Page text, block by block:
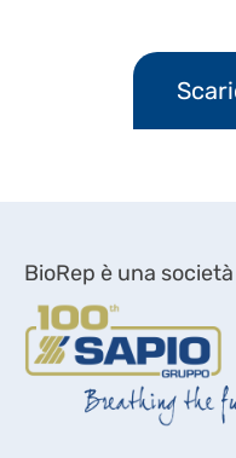
BioRep è una